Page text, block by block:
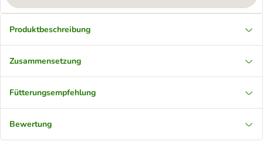
Produktbeschreibung
Zusammensetzung
Fütterungsempfehlung
Bewertung